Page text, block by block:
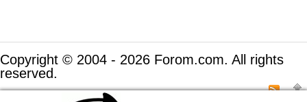
Copyright © 2004 - 2026 Forom.com. All rights
reserved.